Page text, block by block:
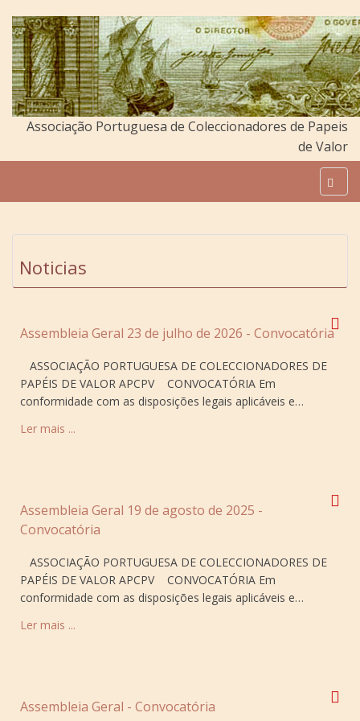
Associação Portuguesa de Coleccionadores de Papeis
de Valor
Noticias
Assembleia Geral 23 de julho de 2026 - Convocatória
ASSOCIAÇÃO PORTUGUESA DE COLECCIONADORES DE
PAPÉIS DE VALOR APCPV CONVOCATÓRIA Em
conformidade com as disposições legais aplicáveis e…
Ler mais ...
Assembleia Geral 19 de agosto de 2025 -
Convocatória
ASSOCIAÇÃO PORTUGUESA DE COLECCIONADORES DE
PAPÉIS DE VALOR APCPV CONVOCATÓRIA Em
conformidade com as disposições legais aplicáveis e…
Ler mais ...
Assembleia Geral - Convocatória